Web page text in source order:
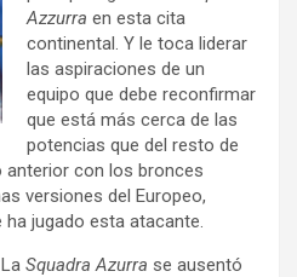
Azzurra en esta cita
continental. Y le toca liderar
las aspiraciones de un
equipo que debe reconfirmar
que está más cerca de las
potencias que del resto de
anterior con los bronces
versiones del Europeo,
jugado esta atacante.
La Squadra Azurra se ausentó